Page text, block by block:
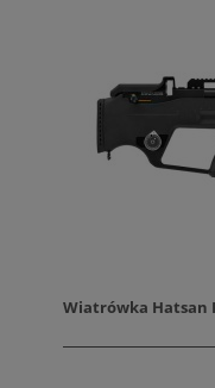
Wiatrówka Hatsan